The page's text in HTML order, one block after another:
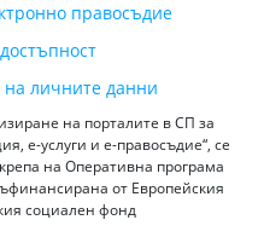
правосъдие
личните данни
на порталите в СП за
е-услуги и е-правосъдие“, се
на Оперативна програма
от Европейския
социален фонд